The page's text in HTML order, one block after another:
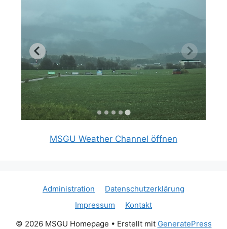
MSGU Weather Channel öffnen
Administration
Datenschutzerklärung
Impressum
Kontakt
© 2026 MSGU Homepage • Erstellt mit GeneratePress